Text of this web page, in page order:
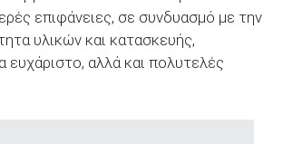
επιφάνειες, σε συνδυασμό με την
υλικών και κατασκευής,
ευχάριστο, αλλά και πολυτελές